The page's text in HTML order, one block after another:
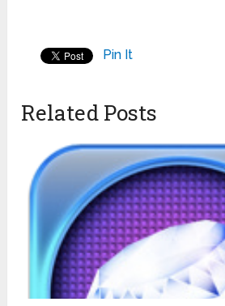
Pin It
Related Posts